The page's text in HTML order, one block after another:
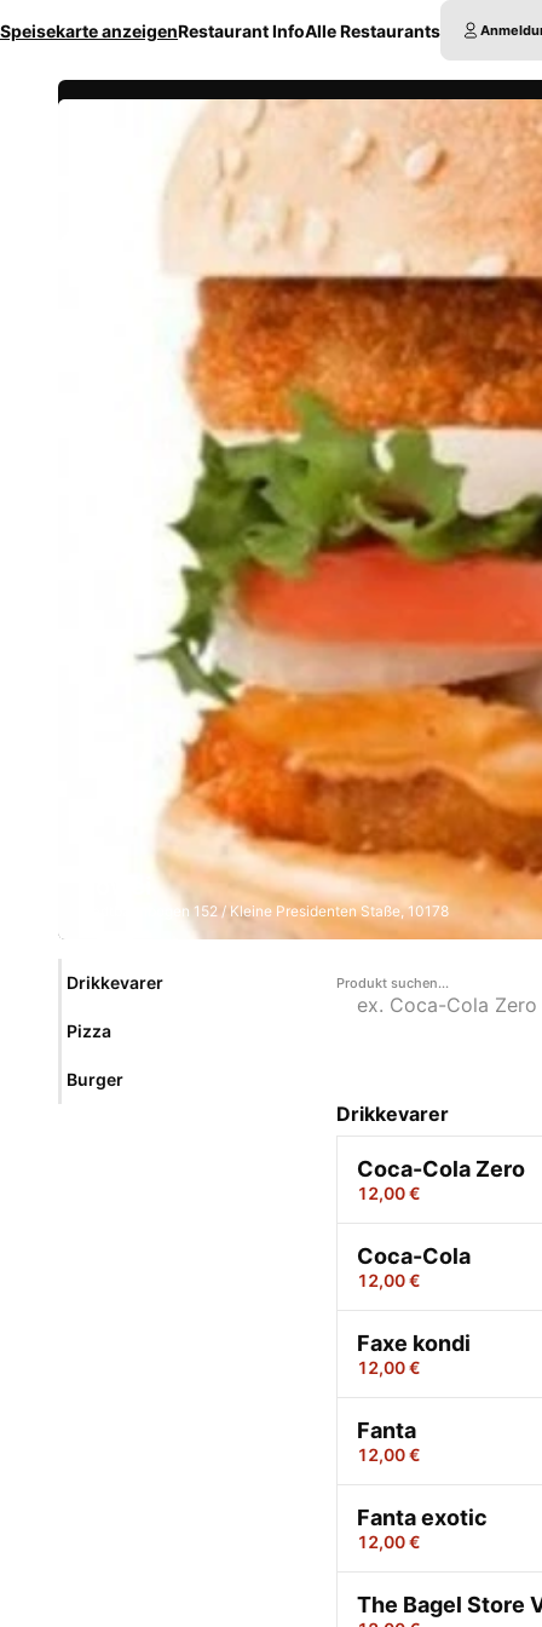
Speisekarte anzeigenRestaurant InfoAlle Restaurants
Stadtbahnbogen 152 / Kleine Presidenten Staße, 10178
Drikkevarer
Pizza
Burger
Produkt suchen...
Drikkevarer
Coca-Cola Zero
12,00 €
Coca-Cola
12,00 €
Faxe kondi
12,00 €
Fanta
12,00 €
Fanta exotic
12,00 €
The Bagel Store